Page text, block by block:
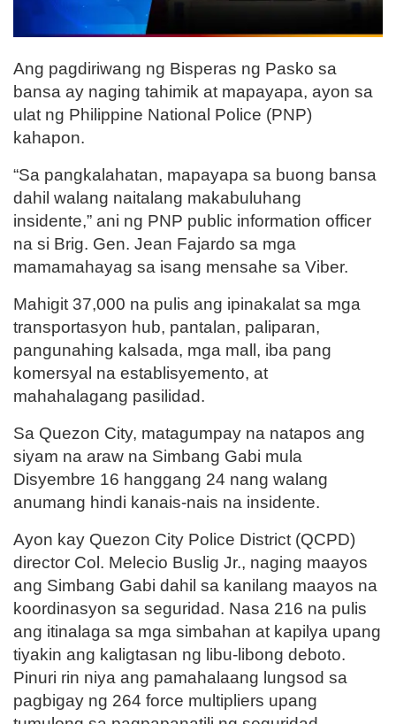
Ang pagdiriwang ng Bisperas ng Pasko sa
bansa ay naging tahimik at mapayapa, ayon sa
ulat ng Philippine National Police (PNP)
kahapon.
“Sa pangkalahatan, mapayapa sa buong bansa
dahil walang naitalang makabuluhang
insidente,” ani ng PNP public information officer
na si Brig. Gen. Jean Fajardo sa mga
mamamahayag sa isang mensahe sa Viber.
Mahigit 37,000 na pulis ang ipinakalat sa mga
transportasyon hub, pantalan, paliparan,
pangunahing kalsada, mga mall, iba pang
komersyal na establisyemento, at
mahahalagang pasilidad.
Sa Quezon City, matagumpay na natapos ang
siyam na araw na Simbang Gabi mula
Disyembre 16 hanggang 24 nang walang
anumang hindi kanais-nais na insidente.
Ayon kay Quezon City Police District (QCPD)
director Col. Melecio Buslig Jr., naging maayos
ang Simbang Gabi dahil sa kanilang maayos na
koordinasyon sa seguridad. Nasa 216 na pulis
ang itinalaga sa mga simbahan at kapilya upang
tiyakin ang kaligtasan ng libu-libong deboto.
Pinuri rin niya ang pamahalaang lungsod sa
pagbigay ng 264 force multipliers upang